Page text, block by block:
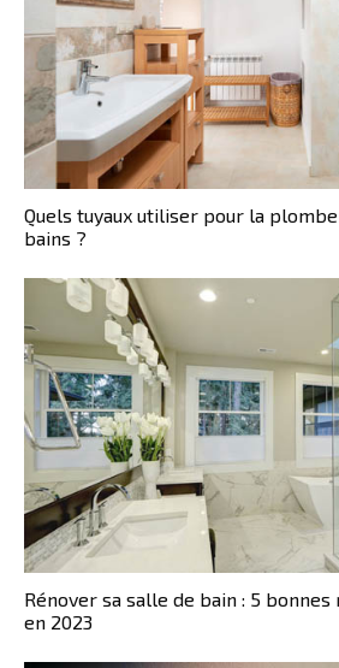
Quels tuyaux utiliser pour la
bains ?
Rénover sa salle de bain : 5
en 2023